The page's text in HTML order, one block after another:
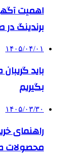
اهمیت
برندینگ
۱۴۰۵/۰۴/۰۱
باید
بگیریم
۱۴۰۵/۰۳/۳۰
راهنمای
محصولات